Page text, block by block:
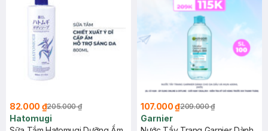
82.000 ₫205.000 ₫
Hatomugi
107.000 ₫209.000 ₫
Garnier